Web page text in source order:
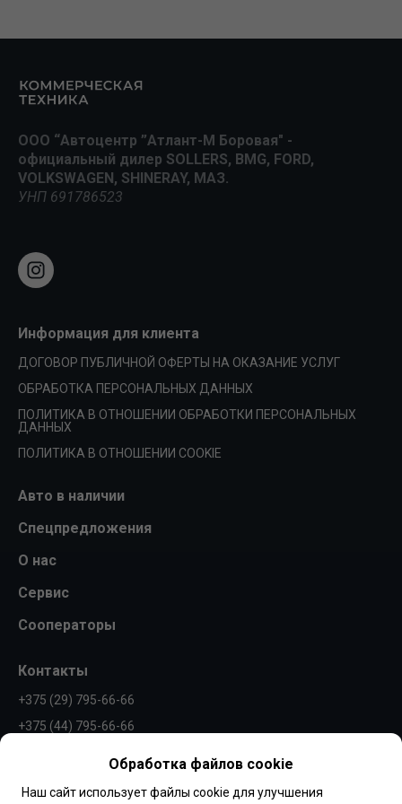
ООО “Автоцентр ”Атлант-М Боровая" -
официальный дилер SOLLERS, BMG, FORD,
VOLKSWAGEN, SHINERAY, МАЗ.
УНП 691786523
Информация для клиента
ДОГОВОР ПУБЛИЧНОЙ ОФЕРТЫ НА ОКАЗАНИЕ УСЛУГ
ОБРАБОТКА ПЕРСОНАЛЬНЫХ ДАННЫХ
ПОЛИТИКА В ОТНОШЕНИИ ОБРАБОТКИ ПЕРСОНАЛЬНЫХ
ДАННЫХ
ПОЛИТИКА В ОТНОШЕНИИ COOKIE
Авто в наличии
Спецпредложения
О нас
Сервис
Сооператоры
Контакты
+375 (29) 795-66-66
+375 (44) 795-66-66
Обработка файлов cookie
Наш сайт использует файлы cookie для улучшения